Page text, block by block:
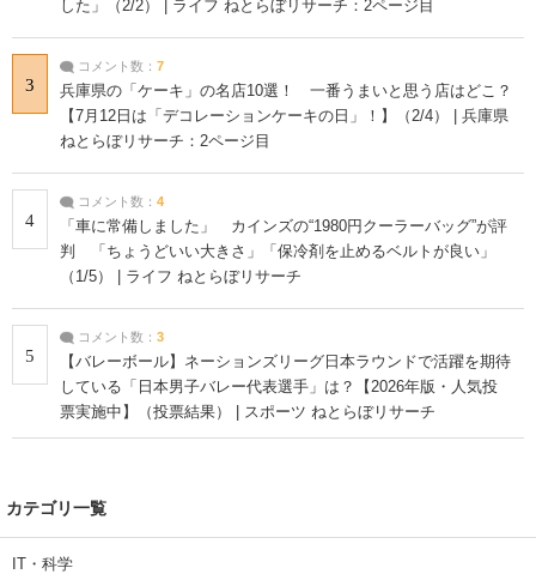
した」（2/2） | ライフ ねとらぼリサーチ：2ページ目
3
コメント数： 7
兵庫県の「ケーキ」の名店10選！ 一番うまいと思う店はどこ？
【7月12日は「デコレーションケーキの日」！】（2/4） | 兵庫県
ねとらぼリサーチ：2ページ目
4
コメント数： 4
「車に常備しました」 カインズの“1980円クーラーバッグ”が評
判 「ちょうどいい大きさ」「保冷剤を止めるベルトが良い」
（1/5） | ライフ ねとらぼリサーチ
5
コメント数： 3
【バレーボール】ネーションズリーグ日本ラウンドで活躍を期待
している「日本男子バレー代表選手」は？【2026年版・人気投
票実施中】（投票結果） | スポーツ ねとらぼリサーチ
カテゴリ一覧
IT・科学